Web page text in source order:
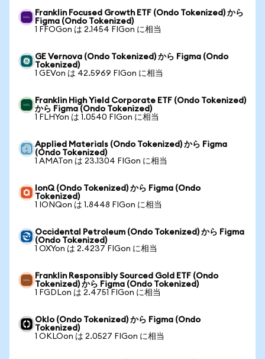
Franklin Focused Growth ETF (Ondo Tokenized) から
Figma (Ondo Tokenized)
1 FFOGon は 2.1454 FIGon に相当
GE Vernova (Ondo Tokenized) から Figma (Ondo
Tokenized)
1 GEVon は 42.5969 FIGon に相当
Franklin High Yield Corporate ETF (Ondo Tokenized)
から Figma (Ondo Tokenized)
1 FLHYon は 1.0540 FIGon に相当
Applied Materials (Ondo Tokenized) から Figma
(Ondo Tokenized)
1 AMATon は 23.1304 FIGon に相当
IonQ (Ondo Tokenized) から Figma (Ondo
Tokenized)
1 IONQon は 1.8448 FIGon に相当
Occidental Petroleum (Ondo Tokenized) から Figma
(Ondo Tokenized)
1 OXYon は 2.4237 FIGon に相当
Franklin Responsibly Sourced Gold ETF (Ondo
Tokenized) から Figma (Ondo Tokenized)
1 FGDLon は 2.4751 FIGon に相当
Oklo (Ondo Tokenized) から Figma (Ondo
Tokenized)
1 OKLOon は 2.0527 FIGon に相当